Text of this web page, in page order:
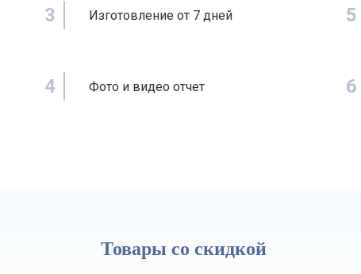
3 Изготовление от 7 дней
4 Фото и видео отчет
5
6
Товары со скидкой